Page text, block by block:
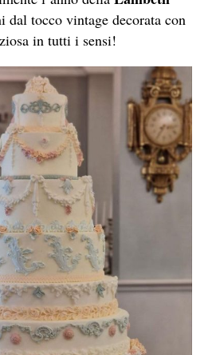
dal tocco vintage decorata con
in tutti i sensi!